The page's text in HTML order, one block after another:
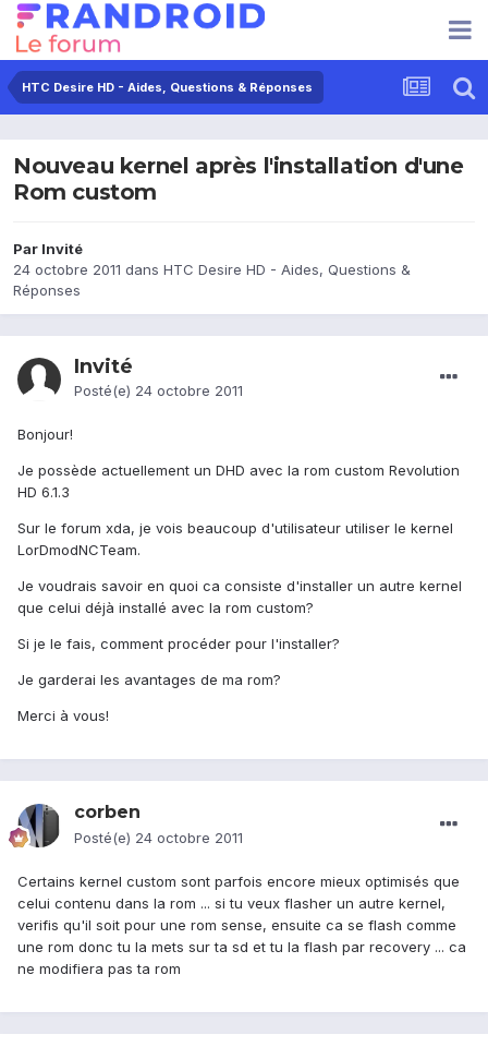
HTC Desire HD - Aides, Questions & Réponses
Nouveau kernel après l'installation d'une
Rom custom
Par Invité
24 octobre 2011 dans HTC Desire HD - Aides, Questions &
Réponses
Invité
Posté(e) 24 octobre 2011
Bonjour!
Je possède actuellement un DHD avec la rom custom Revolution
HD 6.1.3
Sur le forum xda, je vois beaucoup d'utilisateur utiliser le kernel
LorDmodNCTeam.
Je voudrais savoir en quoi ca consiste d'installer un autre kernel
que celui déjà installé avec la rom custom?
Si je le fais, comment procéder pour l'installer?
Je garderai les avantages de ma rom?
Merci à vous!
corben
Posté(e) 24 octobre 2011
Certains kernel custom sont parfois encore mieux optimisés que
celui contenu dans la rom ... si tu veux flasher un autre kernel,
verifis qu'il soit pour une rom sense, ensuite ca se flash comme
une rom donc tu la mets sur ta sd et tu la flash par recovery ... ca
ne modifiera pas ta rom